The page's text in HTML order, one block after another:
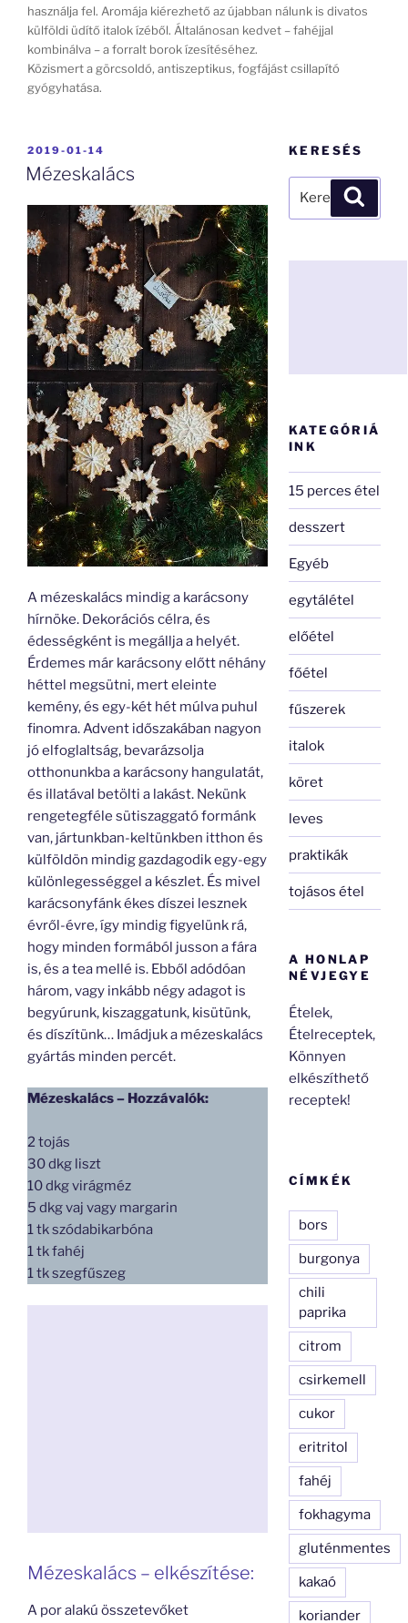
használja fel. Aromája kiérezhető az újabban nálunk is divatos
külföldi üdítő italok ízéből. Általánosan kedvet – fahéjjal
kombinálva – a forralt borok ízesítéséhez.
Közismert a görcsoldó, antiszeptikus, fogfájást csillapító
gyógyhatása.
BEKÜLDVE:
2019-01-14
Mézeskalács
A mézeskalács mindig a karácsony
hírnöke. Dekorációs célra, és
édességként is megállja a helyét.
Érdemes már karácsony előtt néhány
héttel megsütni, mert eleinte
kemény, és egy-két hét múlva puhul
finomra. Advent időszakában nagyon
jó elfoglaltság, bevarázsolja
otthonunkba a karácsony hangulatát,
és illatával betölti a lakást. Nekünk
rengetegféle sütiszaggató formánk
van, jártunkban-keltünkben itthon és
külföldön mindig gazdagodik egy-egy
különlegességgel a készlet. És mivel
karácsonyfánk ékes díszei lesznek
évről-évre, így mindig figyelünk rá,
hogy minden formából jusson a fára
is, és a tea mellé is. Ebből adódóan
három, vagy inkább négy adagot is
begyúrunk, kiszaggatunk, kisütünk,
és díszítünk… Imádjuk a mézeskalács
gyártás minden percét.
Mézeskalács – Hozzávalók:
2 tojás
30 dkg liszt
10 dkg virágméz
5 dkg vaj vagy margarin
1 tk szódabikarbóna
1 tk fahéj
1 tk szegfűszeg
Mézeskalács – elkészítése:
A por alakú összetevőket
KERESÉS
Keresés
KATEGÓRIÁ
INK
15 perces étel
desszert
Egyéb
egytálétel
előétel
főétel
fűszerek
italok
köret
leves
praktikák
tojásos étel
A HONLAP
NÉVJEGYE
Ételek,
Ételreceptek,
Könnyen
elkészíthető
receptek!
CÍMKÉK
bors
burgonya
chili
paprika
citrom
csirkemell
cukor
eritritol
fahéj
fokhagyma
gluténmentes
kakaó
koriander